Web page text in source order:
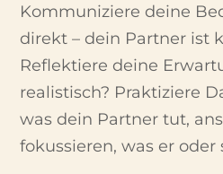
Kommuniziere deine
direkt – dein Partner ist
Reflektiere deine
realistisch? Praktiziere
was dein Partner tut,
fokussieren, was er